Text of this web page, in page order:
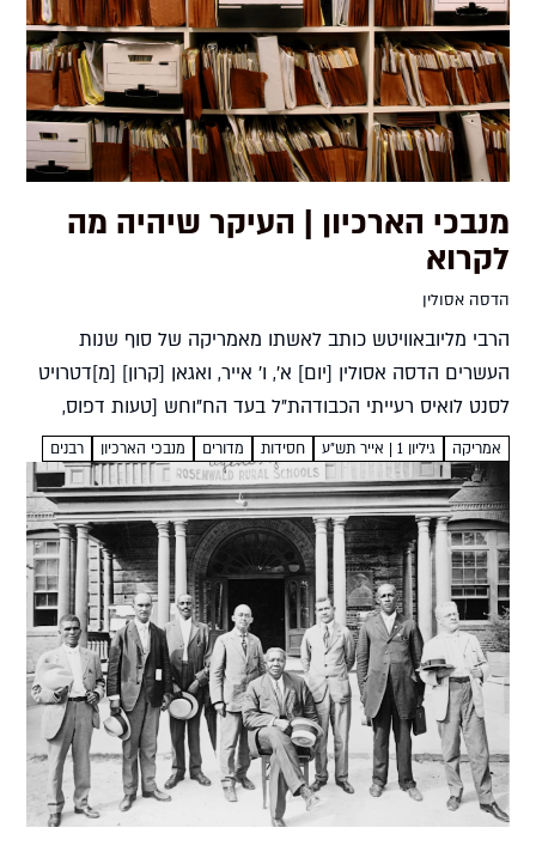
מנבכי הארכיון | העיקר שיהיה מה
לקרוא
הדסה אסולין
הרבי מליובאוויטש כותב לאשתו מאמריקה של סוף שנות
העשרים הדסה אסולין [יום] א', ו' אייר, ואגאן [קרון] [מ]דטרויט
לסנט לואיס רעייתי הכבודהת"ל בעד הח"וחש [טעות דפוס,
וצריך להיות: החוה"ש, כלומר החיים והשלום] כה לחי, ביום...
אמריקה גיליון 1 | אייר תש״ע חסידות מדורים מנבכי הארכיון רבנים